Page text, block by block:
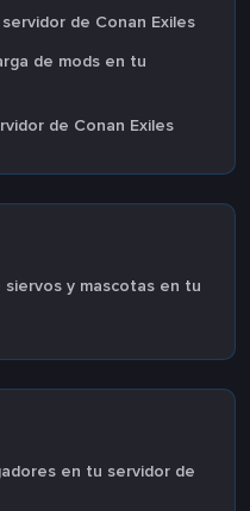
de Conan Exiles
de mods en tu
de Conan Exiles
y mascotas en tu
en tu servidor de